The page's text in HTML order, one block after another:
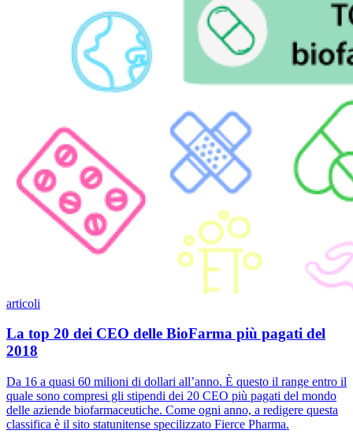
articoli
La top 20 dei CEO delle BioFarma più pagati del
2018
Da 16 a quasi 60 milioni di dollari all’anno. È questo il range entro il
quale sono compresi gli stipendi dei 20 CEO più pagati del mondo
delle aziende biofarmaceutiche. Come ogni anno, a redigere questa
classifica è il sito statunitense specilizzato Fierce Pharma.